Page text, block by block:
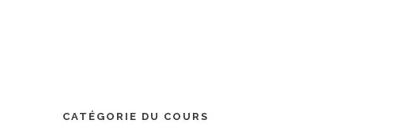
CATÉGORIE DU COURS